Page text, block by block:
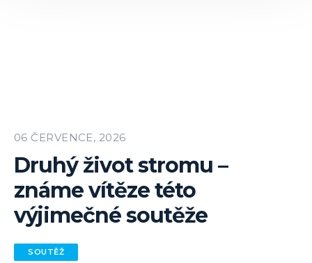
06 ČERVENCE, 2026
Druhý život stromu –
známe vítěze této
výjimečné soutěže
SOUTĚŽ